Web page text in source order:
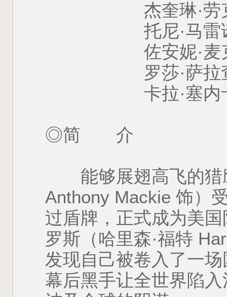
杰奎琳·劳克斯
托尼·马雷诺
佐安妮·麦克金
罗莎·萨拉查
卡拉·塞内卡
◎简 介
能够展翅高飞的猎
Anthony Mackie 饰）
过盾牌，正式成为美
罗斯（哈里森·福特
发现自己被卷入了一
幕后黑手让全世界陷